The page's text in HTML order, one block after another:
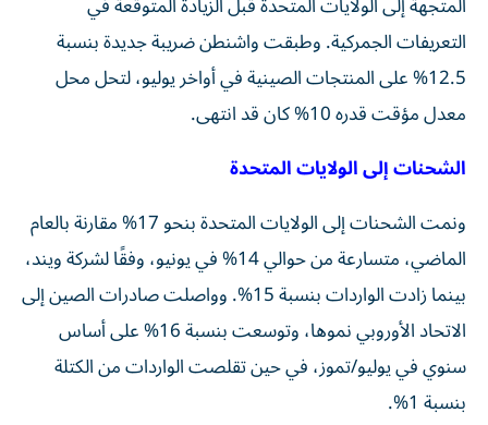
التعريفات الجمركية. وطبقت واشنطن ضريبة جديدة بنسبة
12.5% على المنتجات الصينية في أواخر يوليو، لتحل محل
معدل مؤقت قدره 10% كان قد انتهى.
الشحنات إلى الولايات المتحدة
ونمت الشحنات إلى الولايات المتحدة بنحو 17% مقارنة بالعام
الماضي، متسارعة من حوالي 14% في يونيو، وفقًا لشركة ويند،
بينما زادت الواردات بنسبة 15%. وواصلت صادرات الصين إلى
الاتحاد الأوروبي نموها، وتوسعت بنسبة 16% على أساس
سنوي في يوليو/تموز، في حين تقلصت الواردات من الكتلة
بنسبة 1%.